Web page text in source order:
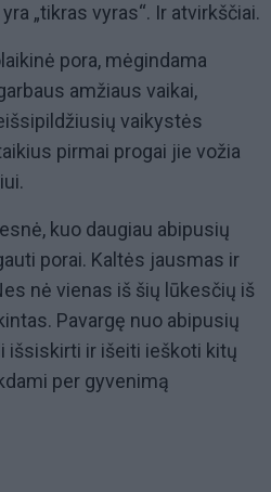
„tikras vyras“. Ir atvirkščiai.
pora, mėgindama
amžiaus vaikai,
vaikystės
pirmai progai jie vožia
kuo daugiau abipusių
porai. Kaltės jausmas ir
nė vienas iš šių lūkesčių iš
Pavargę nuo abipusių
išsiskirti ir išeiti ieškoti kitų
per gyvenimą